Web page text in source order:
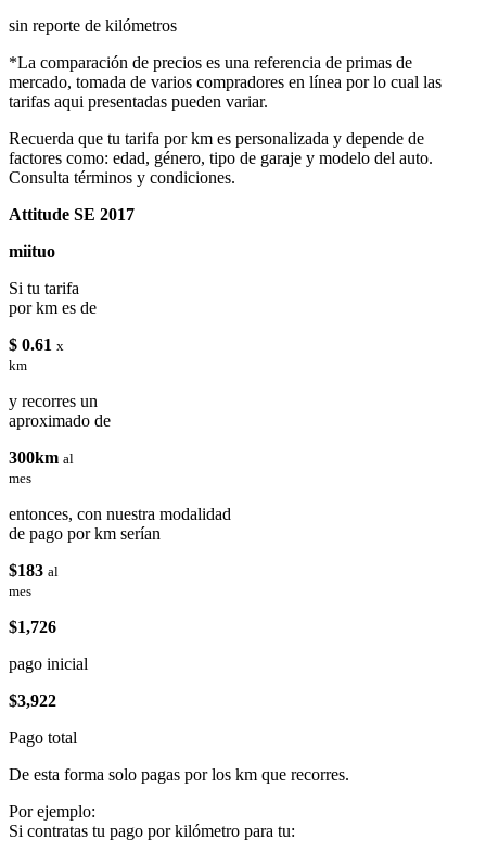
sin reporte de kilómetros
*La comparación de precios es una referencia de primas de
mercado, tomada de varios compradores en línea por lo cual las
tarifas aqui presentadas pueden variar.
Recuerda que tu tarifa por km es personalizada y depende de
factores como: edad, género, tipo de garaje y modelo del auto.
Consulta términos y condiciones.
Attitude SE 2017
miituo
Si tu tarifa
por km es de
$ 0.61 x
km
y recorres un
aproximado de
300km al
mes
entonces, con nuestra modalidad
de pago por km serían
$183 al
mes
$1,726
pago inicial
$3,922
Pago total
De esta forma solo pagas por los km que recorres.
Por ejemplo:
Si contratas tu pago por kilómetro para tu: